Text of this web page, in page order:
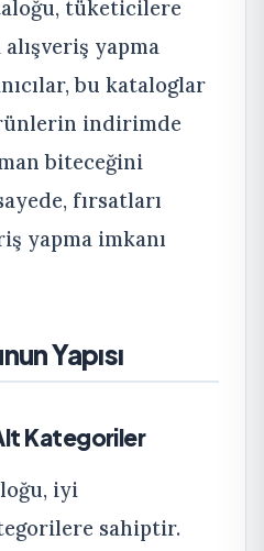
tüketicilere
yapma
bu kataloglar
indirimde
biteceğini
fırsatları
yapma imkanı
Yapısı
Kategoriler
iyi
sahiptir.